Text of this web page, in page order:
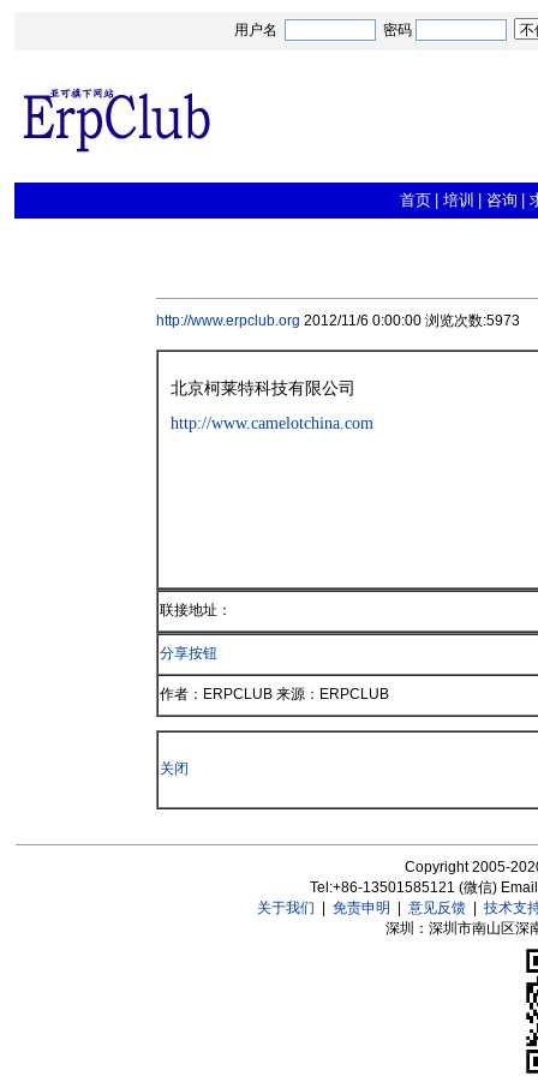
用户名 密码
首页 培训 咨询
http://www.erpclub.org 2012/11/6 0:00:00 浏览次数:5973
北京柯莱特科技有限公司
http://www.camelotchina.com
联接地址：
分享按钮
作者：ERPCLUB 来源：ERPCLUB
关闭
Copyright 2005-
Tel:+86-13501585121 (微信)
关于我们
免责申明 意见反馈
技术支
深圳：深圳市南山区深